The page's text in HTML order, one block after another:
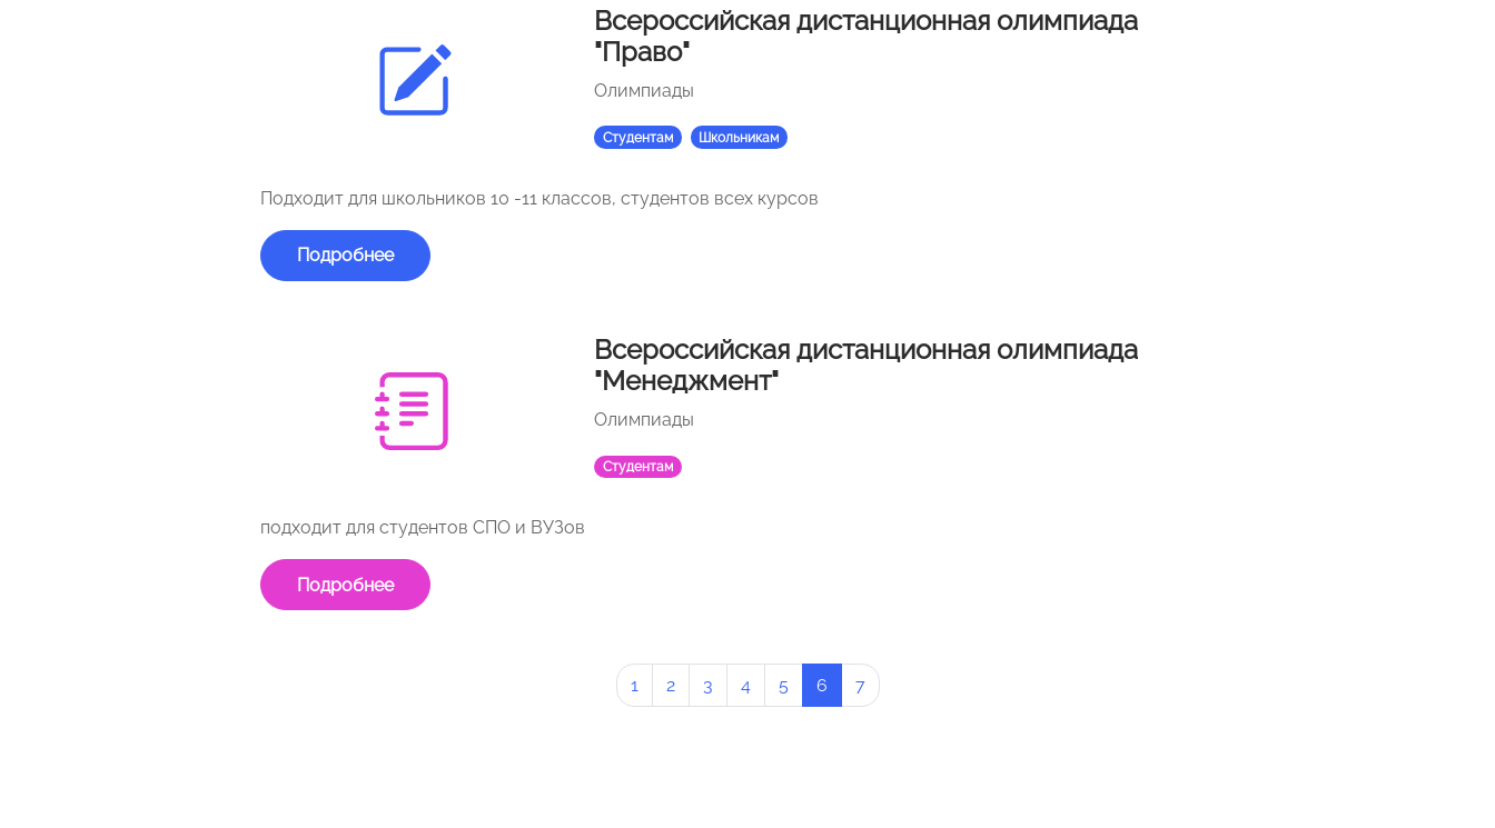
Всероссийская дистанционная олимпиада
"Право"
Олимпиады
Студентам Школьникам
Подходит для школьников 10 -11 классов, студентов всех курсов
Подробнее
Всероссийская дистанционная олимпиада
"Менеджмент"
Олимпиады
Студентам
подходит для студентов СПО и ВУЗов
Подробнее
1 2 3 4 5 6 7